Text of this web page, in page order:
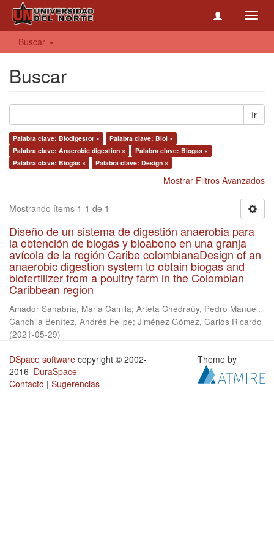
Buscar
Buscar
Ir
Palabra clave: Biodigestor ×
Palabra clave: Biol ×
Palabra clave: Anaerobic digestion ×
Palabra clave: Biogas ×
Palabra clave: Biogás ×
Palabra clave: Design ×
Mostrar Filtros Avanzados
Mostrando ítems 1-1 de 1
Diseño de un sistema de digestión anaerobia para
la obtención de biogás y bioabono en una granja
avícola de la región Caribe colombianaDesign of an
anaerobic digestion system to obtain biogas and
biofertilizer from a poultry farm in the Colombian
Caribbean region
Amador Sanabria, Maria Camila; Arteta Chedraüy, Pedro Manuel;
Canchila Benítez, Andrés Felipe; Jiménez Gómez, Carlos Ricardo
(2021-05-29)
DSpace software copyright © 2002-
2016 DuraSpace
Contacto | Sugerencias
Theme by